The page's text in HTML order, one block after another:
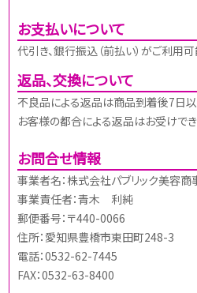
お支払いについて
代引き、銀行振込（前払い）がご利用可
返品、交換について
不良品による返品は商品到着後7日以
お客様の都合による返品はお受けで
お問合せ情報
事業者名：株式会社パブリック美容商
事業責任者：青木 利純
郵便番号：〒440-0066
住所：愛知県豊橋市東田町248-3
電話：0532-62-7445
FAX：0532-63-8400